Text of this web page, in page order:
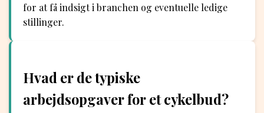
for at få indsigt i branchen og eventuelle ledige
stillinger.
Hvad er de typiske
arbejdsopgaver for et cykelbud?